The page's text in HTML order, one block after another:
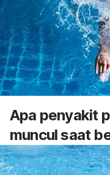
Apa penyakit
muncul saat